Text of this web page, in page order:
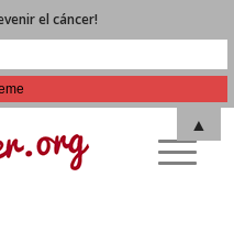
el cáncer!
▲